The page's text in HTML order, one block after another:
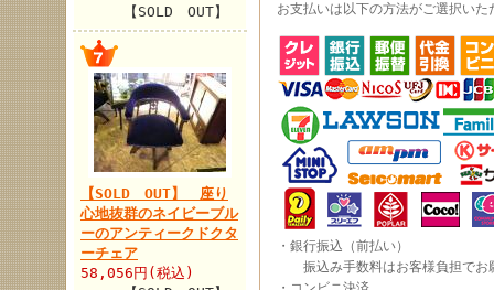
【SOLD OUT】
【SOLD OUT】 座り
心地抜群のネイビーブル
ーのアンティークドクタ
ーチェア
58,056円(税込)
お支払いは以下の方法がご選択いた
・銀行振込（前払い）
振込み手数料はお客様負担でお